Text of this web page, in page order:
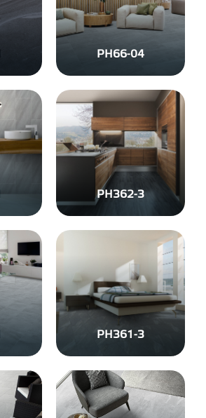
PH66-04
PH362-3
PH361-3